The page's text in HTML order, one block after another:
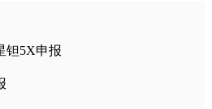
钽5X申报